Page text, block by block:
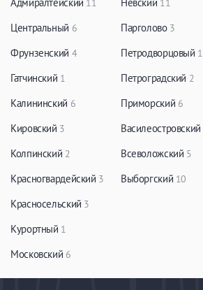
11
Центральный 6
Фрунзенский 4
Гатчинский 1
Калининский 6
Кировский 3
Колпинский 2
Красногвардейский 3
Красносельский 3
Курортный 1
Московский 6
11
Парголово 3
Петродворцовый 1
Петроградский 2
Приморский 6
Василеостровский
Всеволожский 5
Выборгский 10